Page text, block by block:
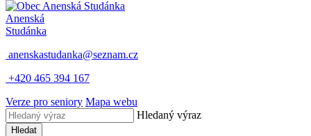
Anenská
Studánka
anenskastudanka@seznam.cz
+420 465 394 167
Verze pro seniory Mapa webu
Hledaný výraz
Hledat